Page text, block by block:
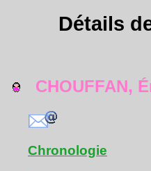
Détails
CHOUFFAN,
Chronologie